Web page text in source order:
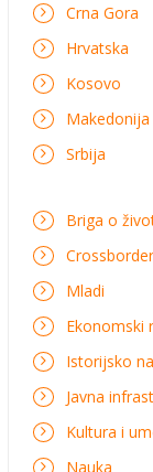
Crna Gora
Hrvatska
Kosovo
Makedonija
Srbija
Briga o
Mladi
Ekonomski
Istorijsko
Javna
Kultura i
Nauka